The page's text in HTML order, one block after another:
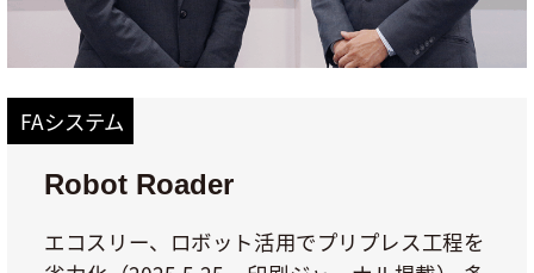
FAシステム
Robot Roader
エコスリー、ロボット活用でプリプレス工程を